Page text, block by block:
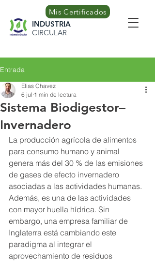
Mis Certificados
INDUSTRIA
CIRCULAR
Entrada
Sistema Biodigestor–
Invernadero
Elias Chavez
6 jul 1 min de lectura
La producción agrícola de alimentos
para consumo humano y animal
genera más del 30 % de las emisiones
de gases de efecto invernadero
asociadas a las actividades humanas.
Además, es una de las actividades
con mayor huella hídrica. Sin
embargo, una empresa familiar de
Inglaterra está cambiando este
paradigma al integrar el
aprovechamiento de residuos